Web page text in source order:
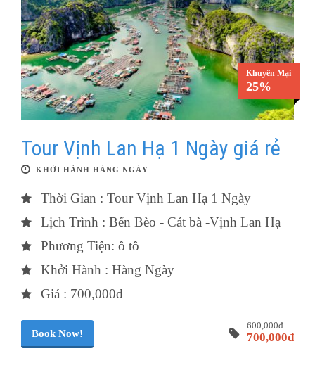
Khuyến Mại
25%
Tour Vịnh Lan Hạ 1 Ngày giá rẻ
KHỞI HÀNH HÀNG NGÀY
Thời Gian : Tour Vịnh Lan Hạ 1 Ngày
Lịch Trình : Bến Bèo - Cát bà -Vịnh Lan Hạ
Phương Tiện: ô tô
Khởi Hành : Hàng Ngày
Giá : 700,000đ
Book Now!
600,000đ
700,000đ